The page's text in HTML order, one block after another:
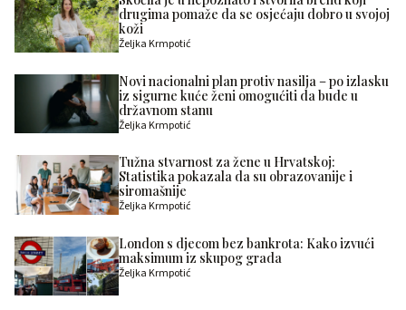
drugima pomaže da se osjećaju dobro u svojoj
koži
Željka Krmpotić
Novi nacionalni plan protiv nasilja – po izlasku
iz sigurne kuće ženi omogućiti da bude u
državnom stanu
Željka Krmpotić
Tužna stvarnost za žene u Hrvatskoj:
Statistika pokazala da su obrazovanije i
siromašnije
Željka Krmpotić
London s djecom bez bankrota: Kako izvući
maksimum iz skupog grada
Željka Krmpotić